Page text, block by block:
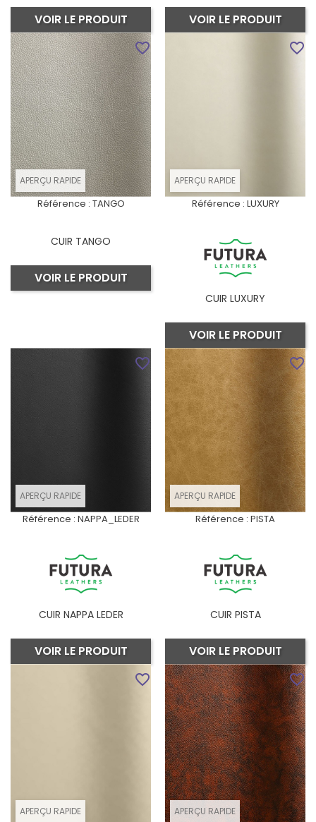
VOIR LE PRODUIT VOIR LE PRODUIT
APERÇU RAPIDE
Référence : TANGO
CUIR TANGO
VOIR LE PRODUIT
favorite_border
APERÇU RAPIDE
Référence : LUXURY
CUIR LUXURY
VOIR LE PRODUIT
favorite_border
APERÇU RAPIDE
Référence : NAPPA_LEDER
CUIR NAPPA LEDER
VOIR LE PRODUIT
favorite_border
APERÇU RAPIDE
Référence : PISTA
CUIR PISTA
VOIR LE PRODUIT
favorite_border
APERÇU RAPIDE
favorite_border
APERÇU RAPIDE
favorite_border